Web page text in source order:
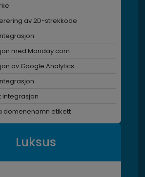
av 2D-strekkode
med Monday.com
av Google Analytics
integrasjon
domenenamn etikett
Luksus